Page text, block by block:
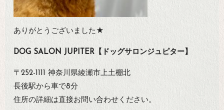
ありがとうございました★
DOG SALON JUPITER【ドッグサロンジュピター】
〒252-1111 神奈川県綾瀬市上土棚北
長後駅から車で8分
住所の詳細は直接お問い合わせください。